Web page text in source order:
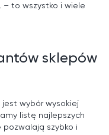
– to wszystko i wiele
sklepów
wybór wysokiej
listę najlepszych
szybko i